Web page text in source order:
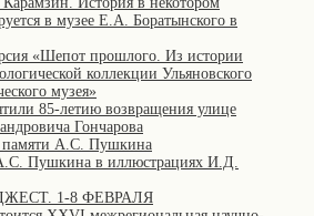
в музее Е.А. Боратынского в
«Шепот прошлого. Из истории
коллекции Ульяновского
музея»
85-летию возвращения улице
Гончарова
памяти А.С. Пушкина
Пушкина в иллюстрациях И.Д.
1-8 ФЕВРАЛЯ